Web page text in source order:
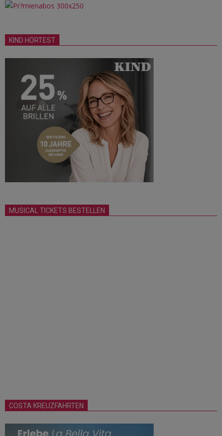
KIND HÖRTEST
MUSICAL TICKETS BESTELLEN
COSTA KREUZFAHRTEN